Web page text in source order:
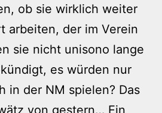
ob sie wirklich weiter
arbeiten, der im Verein
sie nicht unisono lange
es würden nur
in der NM spielen? Das
von gestern… Ein